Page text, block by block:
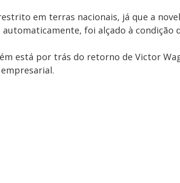
em terras nacionais, já que a
automaticamente, foi alçado à condição
está por trás do retorno de Victor